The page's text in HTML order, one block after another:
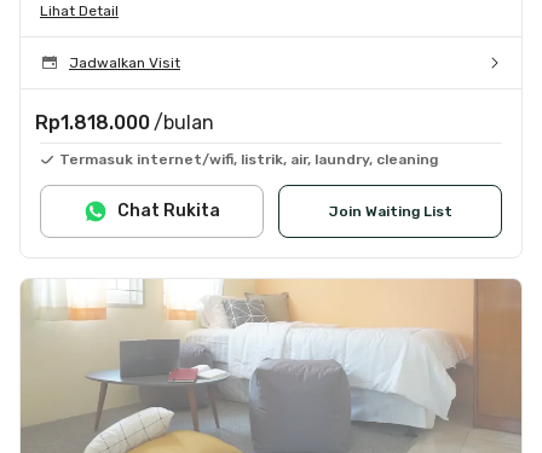
Lihat Detail
Jadwalkan Visit
Rp1.818.000 /bulan
Termasuk internet/wifi, listrik, air, laundry, cleaning
Join Waiting List
Chat Rukita